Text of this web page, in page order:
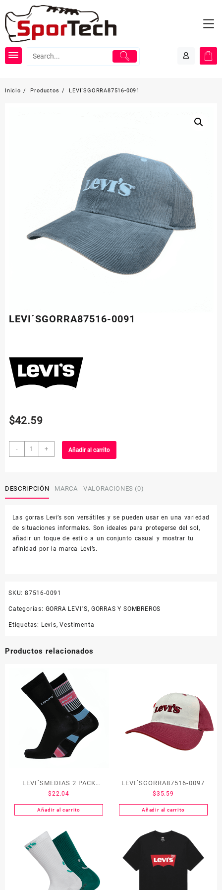
al
contenido
Inicio Productos LEVI´SGORRA87516-0091
LEVI´SGORRA87516-0091
$42.59
-
LEVI
´SGORRA87516-
+ Añadir al carrito
DESCRIPCIÓN MARCA VALORACIONES (0)
Las gorras Levi’s son versátiles y se pueden usar en una variedad
de situaciones informales. Son ideales para protegerse del sol,
añadir un toque de estilo a un conjunto casual y mostrar tu
afinidad por la marca Levi’s.
SKU: 87516-0091
Categorías: GORRA LEVI´S, GORRAS Y SOMBREROS
Etiquetas: Levis,Vestimenta
Productos relacionados
LEVI´SMEDIAS 2 PACK
37863-0831TALLA 8-12
$22.04
Añadir al carrito
LEVI´SGORRA87516-0097
$35.59
Añadir al carrito